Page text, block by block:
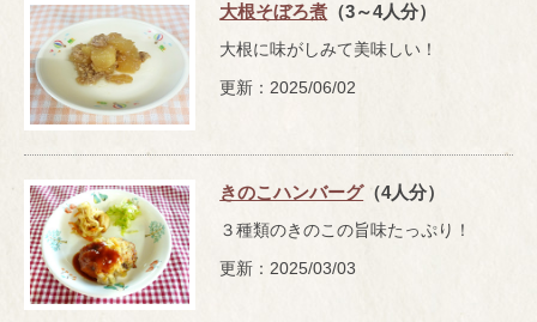
大根そぼろ煮 （3～4人分）
大根に味がしみて美味しい！
更新：2025/06/02
きのこハンバーグ（4人分）
３種類のきのこの旨味たっぷり！
更新：2025/03/03